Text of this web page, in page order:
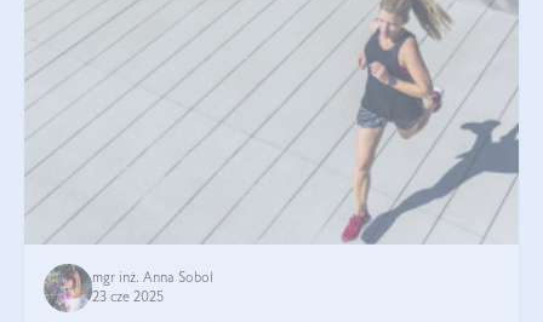
mgr inż. Anna Sobol
23 cze 2025